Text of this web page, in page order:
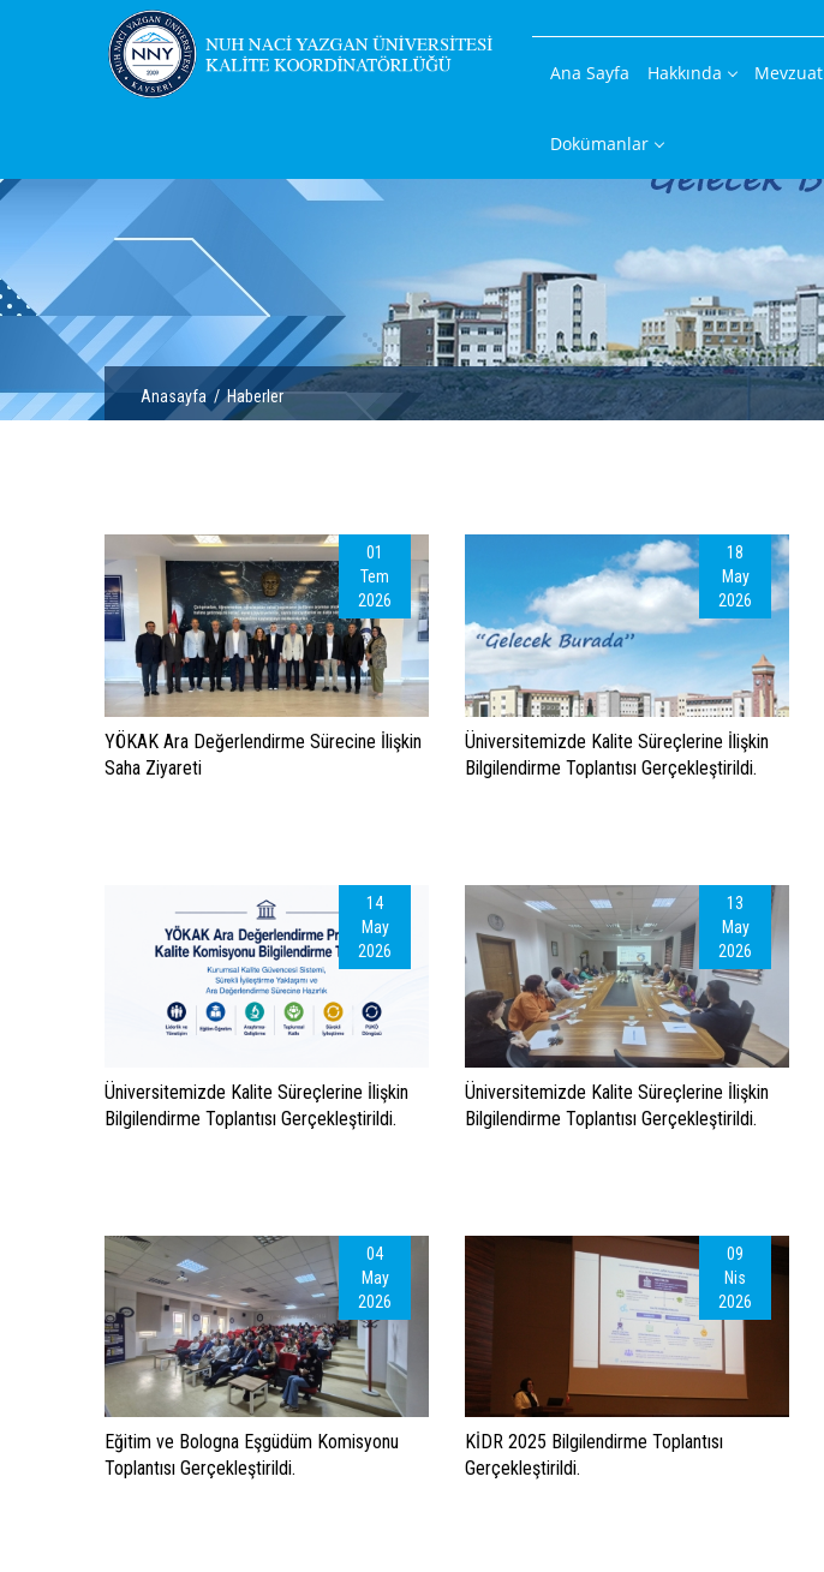
Ana Sayfa Hakkında Mevzuat
Dokümanlar
Anasayfa /Haberler
01
Tem
2026
YÖKAK Ara Değerlendirme Sürecine İlişkin
Saha Ziyareti
18
May
2026
Üniversitemizde Kalite Süreçlerine İlişkin
Bilgilendirme Toplantısı Gerçekleştirildi.
14
May
2026
Üniversitemizde Kalite Süreçlerine İlişkin
Bilgilendirme Toplantısı Gerçekleştirildi.
13
May
2026
Üniversitemizde Kalite Süreçlerine İlişkin
Bilgilendirme Toplantısı Gerçekleştirildi.
04
May
2026
Eğitim ve Bologna Eşgüdüm Komisyonu
Toplantısı Gerçekleştirildi.
09
Nis
2026
KİDR 2025 Bilgilendirme Toplantısı
Gerçekleştirildi.